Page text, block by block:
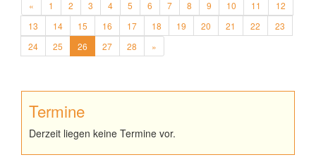
« 1 2 3 4 5 6 7 8 9 10 11
12
13
14 15 16 17 18 19 20 21 22
23
24
25 26 27 28 »
Termine
Derzeit liegen keine Termine vor.